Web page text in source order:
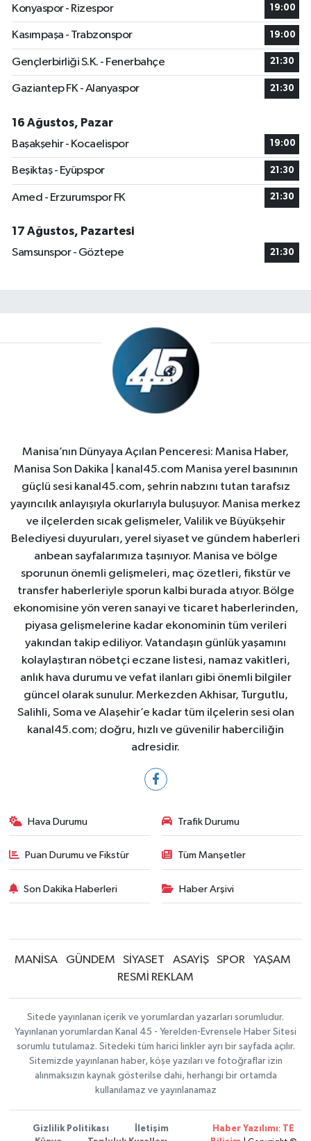
Konyaspor - Rizespor
19:00
Kasımpaşa - Trabzonspor 19:00
Gençlerbirliği S.K. - Fenerbahçe 21:30
Gaziantep FK - Alanyaspor 21:30
16 Ağustos, Pazar
Başakşehir - Kocaelispor
19:00
Beşiktaş - Eyüpspor 21:30
Amed - Erzurumspor FK 21:30
17 Ağustos, Pazartesi
Samsunspor - Göztepe
21:30
Manisa’nın Dünyaya Açılan Penceresi: Manisa Haber,
Manisa Son Dakika | kanal45.com Manisa yerel basınının
güçlü sesi kanal45.com, şehrin nabzını tutan tarafsız
yayıncılık anlayışıyla okurlarıyla buluşuyor. Manisa merkez
ve ilçelerden sıcak gelişmeler, Valilik ve Büyükşehir
Belediyesi duyuruları, yerel siyaset ve gündem haberleri
anbean sayfalarımıza taşınıyor. Manisa ve bölge
sporunun önemli gelişmeleri, maç özetleri, fikstür ve
transfer haberleriyle sporun kalbi burada atıyor. Bölge
ekonomisine yön veren sanayi ve ticaret haberlerinden,
piyasa gelişmelerine kadar ekonominin tüm verileri
yakından takip ediliyor. Vatandaşın günlük yaşamını
kolaylaştıran nöbetçi eczane listesi, namaz vakitleri,
anlık hava durumu ve vefat ilanları gibi önemli bilgiler
güncel olarak sunulur. Merkezden Akhisar, Turgutlu,
Salihli, Soma ve Alaşehir’e kadar tüm ilçelerin sesi olan
kanal45.com; doğru, hızlı ve güvenilir haberciliğin
adresidir.
Hava Durumu Trafik Durumu
Puan Durumu ve Fikstür Tüm Manşetler
Son Dakika Haberleri Haber Arşivi
MANİSA GÜNDEM SİYASET ASAYİŞ SPOR
YAŞAM
RESMİ REKLAM
Sitede yayınlanan içerik ve yorumlardan yazarları sorumludur.
Yayınlanan yorumlardan Kanal 45 - Yerelden-Evrensele Haber Sitesi
sorumlu tutulamaz. Sitedeki tüm harici linkler ayrı bir sayfada açılır.
Sitemizde yayınlanan haber, köşe yazıları ve fotoğraflar izin
alınmaksızın kaynak gösterilse dahi, herhangi bir ortamda
kullanılamaz ve yayınlanamaz
Gizlilik Politikası
İletişim
Haber Yazılımı: TE